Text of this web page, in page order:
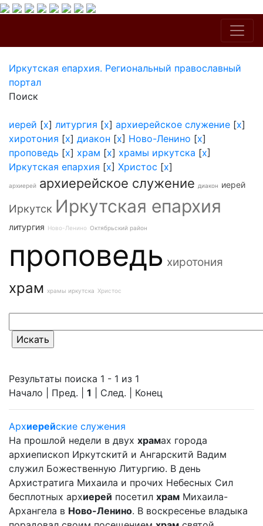
Иркутская епархия. Региональный православный
портал
Поиск
иерей [x] литургия [x] архиерейское служение [x]
хиротония [x] диакон [x] Ново-Ленино [x]
проповедь [x] храм [x] храмы иркутска [x]
Иркутская епархия [x] Христос [x]
архиерей архиерейское служение диакон иерей
Иркутск Иркутская епархия
литургия Ново-Ленино Октябрьский район
проповедь хиротония
храм храмы иркутска Христос
Результаты поиска 1 - 1 из 1
Начало | Пред. | 1 | След. | Конец
Архиерейские служения
На прошлой недели в двух храмах города
архиепископ Иркутскитй и Ангарскитй Вадим
служил Божественную Литургию. В день
Архистратига Михаила и прочих Небесных Сил
бесплотных архиерей посетил храм Михаила-
Архангела в Ново-Ленино. В воскресенье владыка